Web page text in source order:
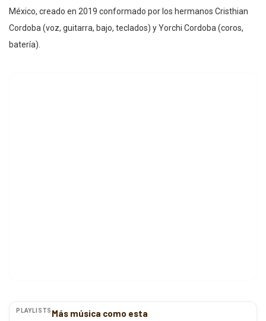
México, creado en 2019 conformado por los hermanos Cristhian
Cordoba (voz, guitarra, bajo, teclados) y Yorchi Cordoba (coros,
batería).
PLAYLISTS Más música como esta